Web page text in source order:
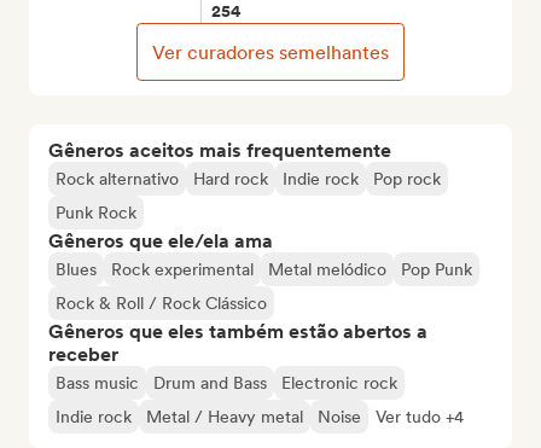
Gêneros aceitos mais frequentemente
Rock alternativo Hard rock Indie rock
Pop rock
Punk Rock
Gêneros que ele/ela ama
Blues Rock experimental Metal melódico
Pop Punk
Rock & Roll / Rock Clássico
Gêneros que eles também estão abertos a
receber
Bass music Drum and Bass
Electronic rock
Indie rock
Metal / Heavy metal Noise Ver tudo +4
254
Ver curadores semelhantes